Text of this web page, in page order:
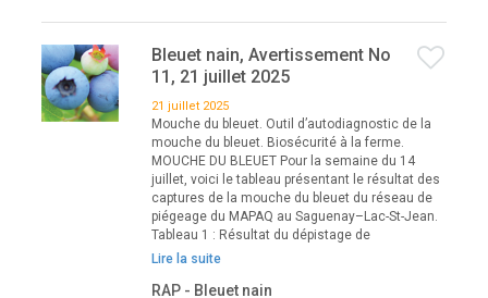
Bleuet nain, Avertissement No
11, 21 juillet 2025
21 juillet 2025
Mouche du bleuet. Outil d’autodiagnostic de la
mouche du bleuet. Biosécurité à la ferme.
MOUCHE DU BLEUET Pour la semaine du 14
juillet, voici le tableau présentant le résultat des
captures de la mouche du bleuet du réseau de
piégeage du MAPAQ au Saguenay–Lac-St-Jean.
Tableau 1 : Résultat du dépistage de
Lire la suite
RAP - Bleuet nain